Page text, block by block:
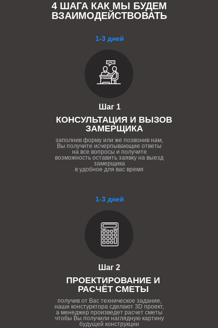
4 ШАГА КАК МЫ БУДЕМ
ВЗАИМОДЕЙСТВОВАТЬ
1-3 дней
Шаг 2
ПРОЕКТИРОВАНИЕ И
РАСЧЁТ СМЕТЫ
получив от Вас техническое задание,
наши констурктора сделают 3D проект,
а менеджер произведет расчет сметы
чтобы Вы получили наглядную картину
будущей конструкции
1-3 дней
Шаг 1
КОНСУЛЬТАЦИЯ И ВЫЗОВ
ЗАМЕРЩИКА
заполнив форму или же позвонив нам,
Вы получите исчерпывающие ответы
на все вопросы и получите
возможность оставить заявку на выезд
замерщика
в удобное для вас время